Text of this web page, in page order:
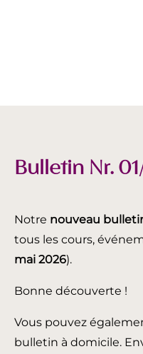
Bulletin Nr.
Notre nouveau
tous les cours,
mai 2026).
Bonne découverte !
Vous pouvez
bulletin à domicile.